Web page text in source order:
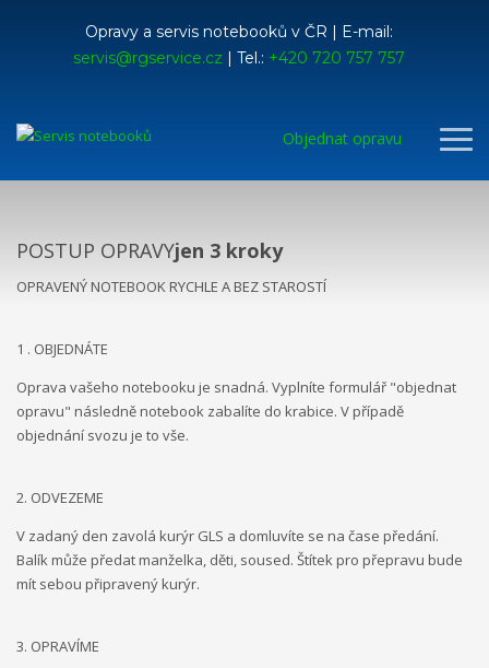
Opravy a servis notebooků v ČR | E-mail:
servis@rgservice.cz | Tel.: +420 720 757 757
Objednat opravu
POSTUP OPRAVYjen 3 kroky
OPRAVENÝ NOTEBOOK RYCHLE A BEZ STAROSTÍ
1 . OBJEDNÁTE
Oprava vašeho notebooku je snadná. Vyplníte formulář "objednat
opravu" následně notebook zabalíte do krabice. V případě
objednání svozu je to vše.
2. ODVEZEME
V zadaný den zavolá kurýr GLS a domluvíte se na čase předání.
Balík může předat manželka, děti, soused. Štítek pro přepravu bude
mít sebou připravený kurýr.
3. OPRAVÍME